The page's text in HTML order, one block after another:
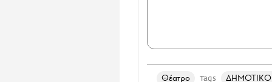
Θέατρο Tags ΔΗΜΟΤΙΚΟ